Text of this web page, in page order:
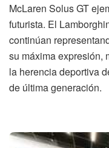
McLaren Solus GT
futurista. El
continúan
su máxima expresión,
la herencia deportiva
de última generación.